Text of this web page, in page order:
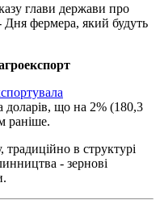
глави держави про
Дня фермера, який будуть
доларів, що на 2% (180,3
раніше.
в структурі
- зернові